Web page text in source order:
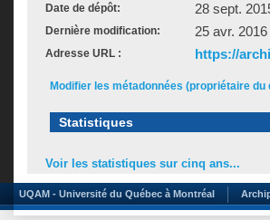
Date de dépôt: 28 sept.
Dernière modification: 25 avr.
Adresse URL : https://
Modifier les métadonnées (propriétaire du
Statistiques
Voir les statistiques sur cinq ans...
UQAM - Université du Québec à Montréal